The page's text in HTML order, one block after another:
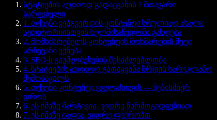
სტატიების აუდიოდ გადაყვანის 7 მთავარი
სარგებელი
1. თქვენი ვებგვერდის კონტენტი სრულიად ახალი
აუდიტორიისთვის ხელმისაწვდომი გახდება
2. მომხმარებელს კონტენტის მოხმარების მეტი
არჩევანი ექნება
3. SEO-ს გაუმჯობესების შესაძლებლობა
4. სტატიების აუდიოდ გადაყვანა ზრდის სარეკლამო
შემოსავალს
5. თქვენი კონტენტი ყველასთვის — ნებისმიერ
დროს
6. ეს იმაზე მარტივია, ვიდრე წარმოგიდგენიათ
7. ეს იმაზე იაფია, ვიდრე ფიქრობთ